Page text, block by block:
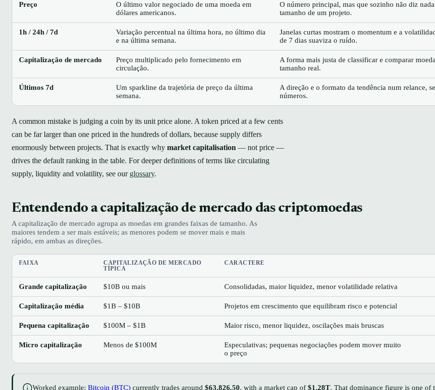
Preço
O último valor negociado de uma moeda em
dólares americanos.
O número principal, mas que sozinho não diz
tamanho de um projeto.
1h / 24h / 7d
Variação percentual na última hora, no último dia
e na última semana.
Janelas curtas mostram o momentum e a
de 7 dias suaviza o ruído.
Capitalização de mercado
Preço multiplicado pelo fornecimento em
circulação.
A forma mais justa de classificar e comparar
tamanho real.
Últimos 7d
Um sparkline da trajetória de preço da última
semana.
A direção e o formato da tendência num relance,
números.
A common mistake is judging a coin by its unit price alone. A token priced at a few cents
can be far larger than one priced in the hundreds of dollars, because supply differs
enormously between projects. That is exactly why market capitalisation — not price —
drives the default ranking in the table. For deeper definitions of terms like circulating
supply, liquidity and volatility, see our glossary.
Entendendo a capitalização de mercado das criptomoedas
A capitalização de mercado agrupa as moedas em grandes faixas de tamanho. As
maiores tendem a ser mais estáveis; as menores podem se mover mais e mais
rápido, em ambas as direções.
FAIXA
CAPITALIZAÇÃO DE MERCADO
TÍPICA
CARACTERE
Grande capitalização $10B ou mais Consolidadas, maior liquidez, menor volatilidade relativa
Capitalização média $1B – $10B Projetos em crescimento que equilibram risco e potencial
Pequena capitalização $100M – $1B Maior risco, menor liquidez, oscilações mais bruscas
Micro capitalização Menos de $100M
Especulativas; pequenas negociações podem mover muito
o preço
Worked example: Bitcoin (BTC)currently trades around $63,826.50, with a market cap of $1.28T. That dominance figure is one of